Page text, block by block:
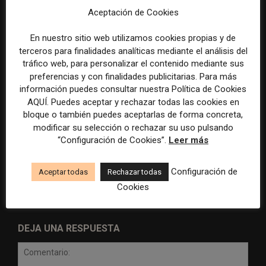
la violencia
Radio Televisión Madrid
establece un sistema de
control para el uso de la
ADEPA crea un premio
especial para la mejor
cobertura periodística del
DEJA UNA RESPUESTA
Aceptación de Cookies
En nuestro sitio web utilizamos cookies propias y de
terceros para finalidades analíticas mediante el análisis del
tráfico web, para personalizar el contenido mediante sus
preferencias y con finalidades publicitarias. Para más
información puedes consultar nuestra Política de Cookies
AQUÍ. Puedes aceptar y rechazar todas las cookies en
bloque o también puedes aceptarlas de forma concreta,
modificar su selección o rechazar su uso pulsando
“Configuración de Cookies”. Leer más
Aceptar todas Rechazar todas
Configuración de
Cookies